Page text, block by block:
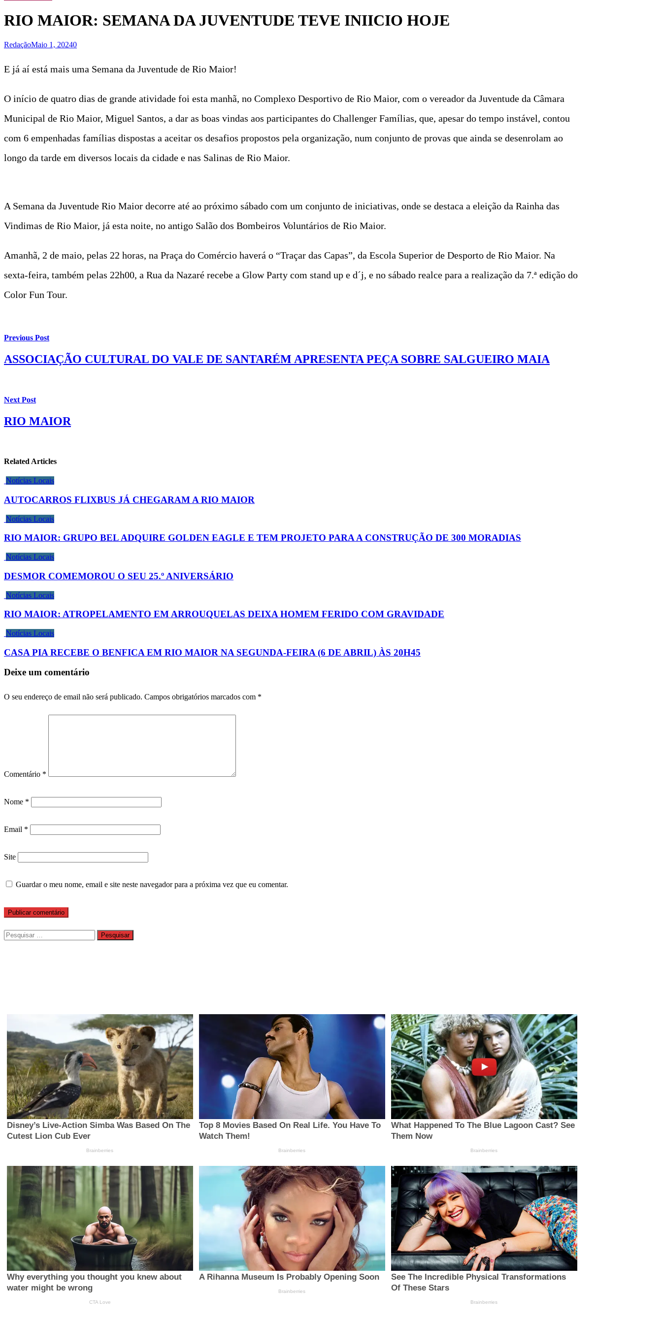
RIO MAIOR: SEMANA DA JUVENTUDE TEVE INIICIO HOJE
RedaçãoMaio 1, 20240
E já aí está mais uma Semana da Juventude de Rio Maior!
O início de quatro dias de grande atividade foi esta manhã, no Complexo Desportivo de Rio Maior, com o vereador da Juventude da Câmara
Municipal de Rio Maior, Miguel Santos, a dar as boas vindas aos participantes do Challenger Famílias, que, apesar do tempo instável, contou
com 6 empenhadas famílias dispostas a aceitar os desafios propostos pela organização, num conjunto de provas que ainda se desenrolam ao
longo da tarde em diversos locais da cidade e nas Salinas de Rio Maior.
A Semana da Juventude Rio Maior decorre até ao próximo sábado com um conjunto de iniciativas, onde se destaca a eleição da Rainha das
Vindimas de Rio Maior, já esta noite, no antigo Salão dos Bombeiros Voluntários de Rio Maior.
Amanhã, 2 de maio, pelas 22 horas, na Praça do Comércio haverá o “Traçar das Capas”, da Escola Superior de Desporto de Rio Maior. Na
sexta-feira, também pelas 22h00, a Rua da Nazaré recebe a Glow Party com stand up e d´j, e no sábado realce para a realização da 7.ª edição do
Color Fun Tour.
Previous Post
ASSOCIAÇÃO CULTURAL DO VALE DE SANTARÉM APRESENTA PEÇA SOBRE SALGUEIRO MAIA
Next Post
RIO MAIOR
Related Articles
Notícias Locais
AUTOCARROS FLIXBUS JÁ CHEGARAM A RIO MAIOR
Notícias Locais
RIO MAIOR: GRUPO BEL ADQUIRE GOLDEN EAGLE E TEM PROJETO PARA A CONSTRUÇÃO DE 300 MORADIAS
Notícias Locais
DESMOR COMEMOROU O SEU 25.º ANIVERSÁRIO
Notícias Locais
RIO MAIOR: ATROPELAMENTO EM ARROUQUELAS DEIXA HOMEM FERIDO COM GRAVIDADE
Notícias Locais
CASA PIA RECEBE O BENFICA EM RIO MAIOR NA SEGUNDA-FEIRA (6 DE ABRIL) ÀS 20H45
Deixe um comentário
O seu endereço de email não será publicado. Campos obrigatórios marcados com *
Comentário *
Nome *
Email *
Site
Guardar o meu nome, email e site neste navegador para a próxima vez que eu comentar.
Pesquisar
por: